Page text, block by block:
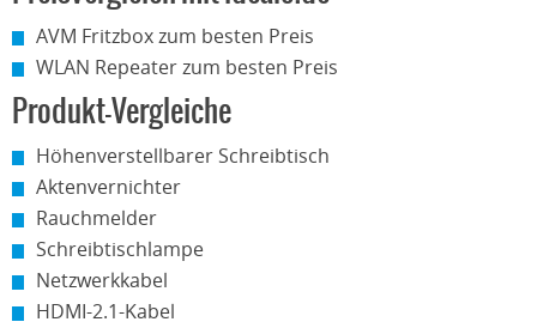
AVM Fritzbox zum besten Preis
WLAN Repeater zum besten Preis
Produkt-Vergleiche
Höhenverstellbarer Schreibtisch
Aktenvernichter
Rauchmelder
Schreibtischlampe
Netzwerkkabel
HDMI-2.1-Kabel